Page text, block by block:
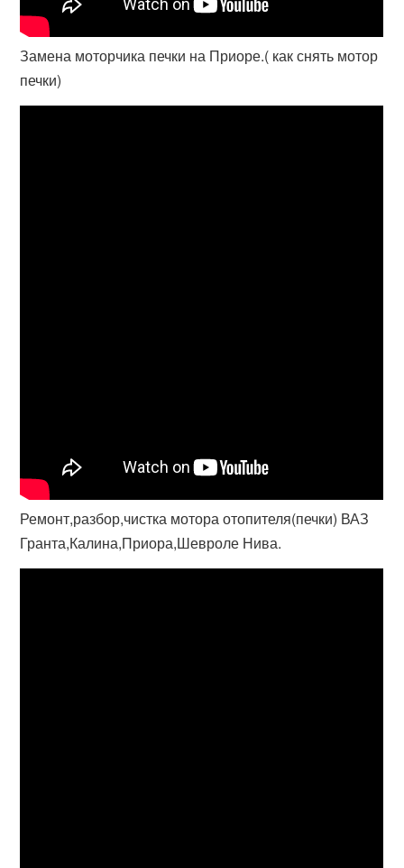
Замена моторчика печки на Приоре.( как снять мотор
печки)
Ремонт,разбор,чистка мотора отопителя(печки) ВАЗ
Гранта,Калина,Приора,Шевроле Нива.